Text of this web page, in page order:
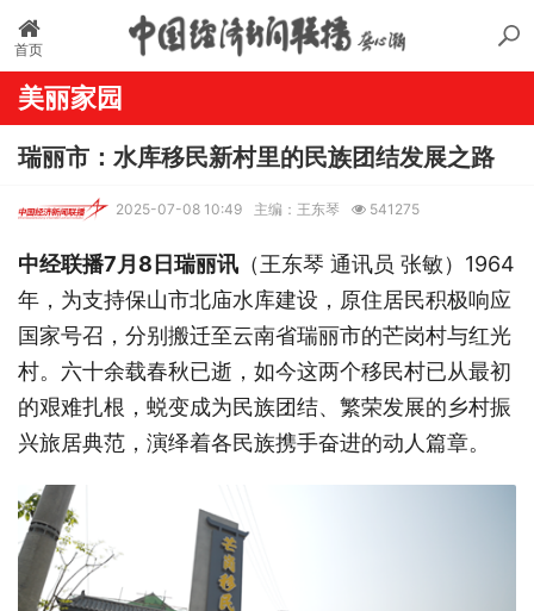
首页
美丽家园
瑞丽市：水库移民新村里的民族团结发展之路
2025-07-08 10:49 主编：王东琴 541275
中经联播7月8日瑞丽讯 （王东琴 通讯员 张敏）1964
年，为支持保山市北庙水库建设，原住居民积极响应
国家号召，分别搬迁至云南省瑞丽市的芒岗村与红光
村。六十余载春秋已逝，如今这两个移民村已从最初
的艰难扎根，蜕变成为民族团结、繁荣发展的乡村振
兴旅居典范，演绎着各民族携手奋进的动人篇章。